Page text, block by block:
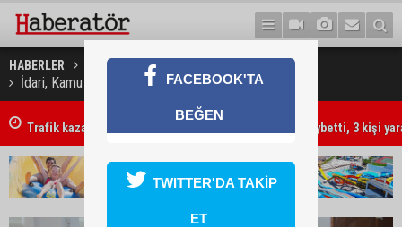
HABERLER GÜNDEM
İdari, Kamu ve Sağlık İşleri Komitesi toplandı
Trafik kazasında 85 yaşındaki Turan Obalı hayatını kaybetti, 3 kişi
FACEBOOK'TA
BEĞEN
TWITTER'DA TAKİP
ET